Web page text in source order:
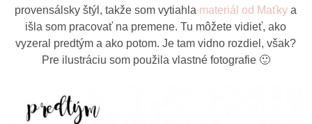
provensálsky štýl, takže som vytiahla materiál od Maťky a
išla som pracovať na premene. Tu môžete vidieť, ako
vyzeral predtým a ako potom. Je tam vidno rozdiel, však?
Pre ilustráciu som použila vlastné fotografie 🙂